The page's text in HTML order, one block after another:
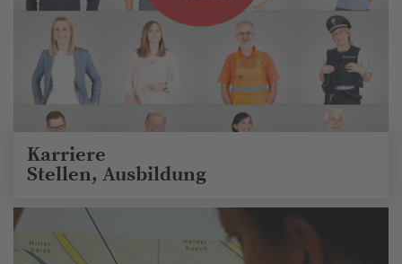
Karriere
Stellen, Ausbildung